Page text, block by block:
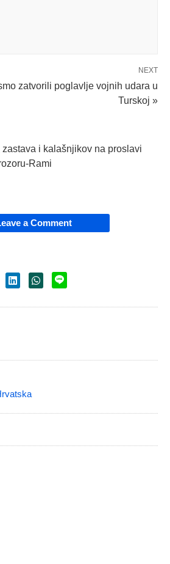
NEXT
zatvorili poglavlje vojnih udara u
Turskoj »
i kalašnjikov na proslavi
Rami
a Comment